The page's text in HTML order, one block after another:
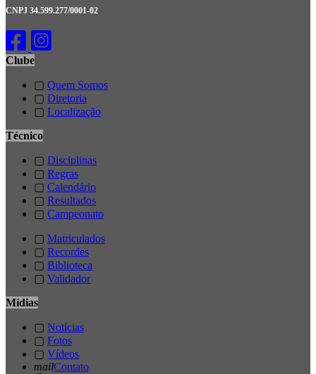
CNPJ 34.599.277/0001-02
Clube
▢ Quem Somos
▢ Diretoria
▢ Localização
Técnico
▢ Disciplinas
▢ Regras
▢ Calendário
▢ Resultados
▢ Campeonato
▢ Matriculados
▢ Recordes
▢ Biblioteca
▢ Validador
Mídias
▢ Notícias
▢ Fotos
▢ Vídeos
mailContato